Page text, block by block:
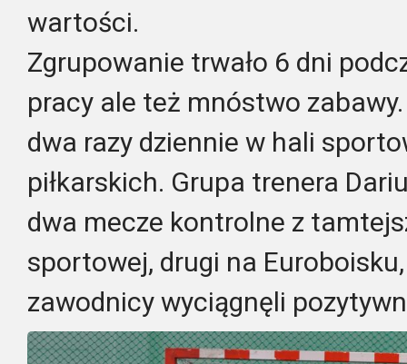
wartości.
Zgrupowanie trwało 6 dni
pracy ale też mnóstwo
dwa razy dziennie w hali
piłkarskich. Grupa trenera
dwa mecze kontrolne z
sportowej, drugi na
zawodnicy wyciągnęli